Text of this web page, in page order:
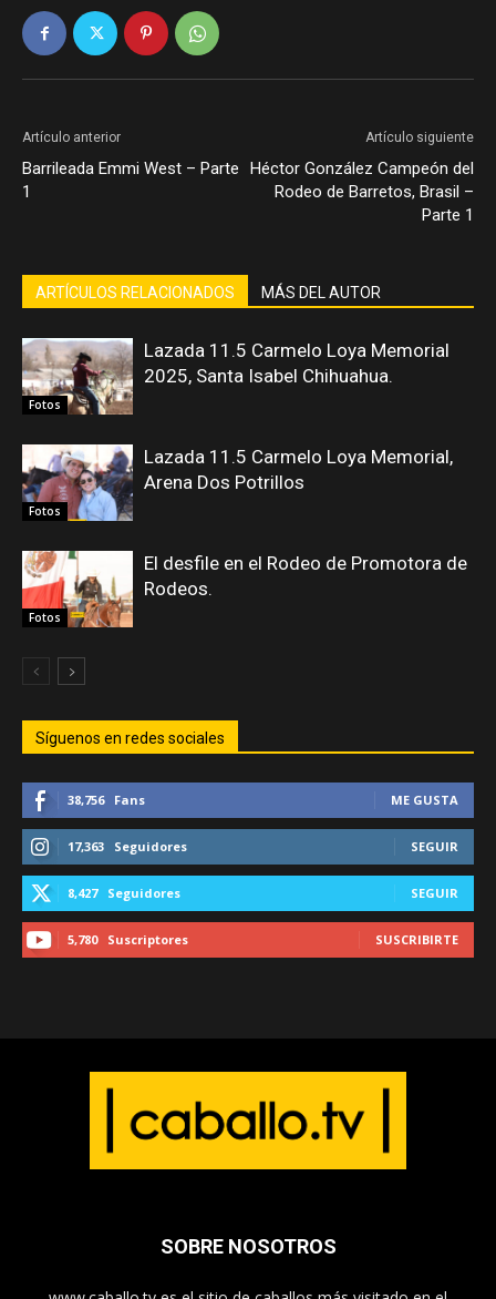
Artículo anterior
Barrileada Emmi West – Parte
1
Artículo siguiente
Héctor González Campeón del
Rodeo de Barretos, Brasil –
Parte 1
ARTÍCULOS RELACIONADOS MÁS DEL AUTOR
Fotos
Lazada 11.5 Carmelo Loya Memorial
2025, Santa Isabel Chihuahua.
Fotos
Lazada 11.5 Carmelo Loya Memorial,
Arena Dos Potrillos
Fotos
El desfile en el Rodeo de Promotora de
Rodeos.
Síguenos en redes sociales
38,756 Fans ME GUSTA
17,363 Seguidores SEGUIR
8,427 Seguidores SEGUIR
5,780 Suscriptores SUSCRIBIRTE
SOBRE NOSOTROS